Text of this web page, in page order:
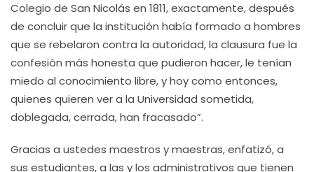
Colegio de San Nicolás en 1811, exactamente, después
de concluir que la institución había formado a hombres
que se rebelaron contra la autoridad, la clausura fue la
confesión más honesta que pudieron hacer, le tenían
miedo al conocimiento libre, y hoy como entonces,
quienes quieren ver a la Universidad sometida,
doblegada, cerrada, han fracasado”.
Gracias a ustedes maestros y maestras, enfatizó, a
sus estudiantes, a las y los administrativos que tienen